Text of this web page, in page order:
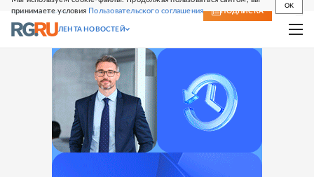
принимаете условия Пользовательского соглашения
OK
СВЕЖИЙ НОМЕР ПОДПИСКА
ЛЕНТА НОВОСТЕЙ